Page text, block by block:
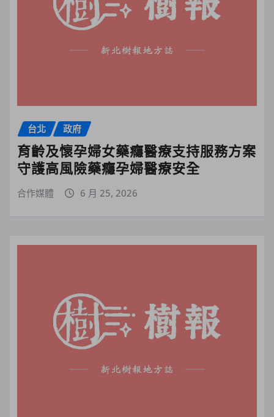
台北 政府
育齡及懷孕婦女藥癮醫療支持服務方案
守護高風險藥癮孕婦醫療安全
合作媒體 6 月 25, 2026